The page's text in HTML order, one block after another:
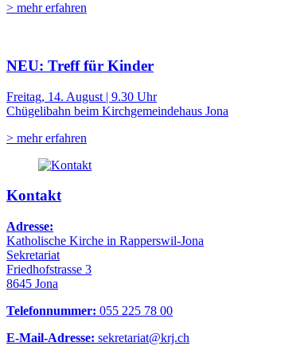
> mehr erfahren
NEU: Treff für Kinder
Freitag, 14. August | 9.30 Uhr
Chügelibahn beim Kirchgemeindehaus Jona
> mehr erfahren
Kontakt
Adresse:
Katholische Kirche in Rapperswil-Jona
Sekretariat
Friedhofstrasse 3
8645 Jona
Telefonnummer: 055 225 78 00
E-Mail-Adresse: sekretariat@krj.ch